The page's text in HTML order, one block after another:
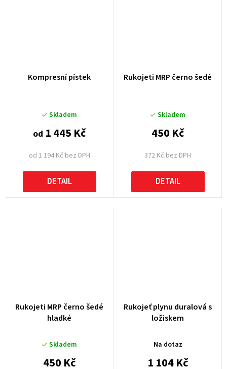
Kompresní pístek
Skladem
od 1 194 Kč bez DPH
od 1 445 Kč
DETAIL
Rukojeti MRP černo šedé
Skladem
372 Kč bez DPH
450 Kč
DETAIL
Rukojeti MRP černo šedé
hladké
Skladem
450 Kč
Rukojeť plynu duralová s
ložiskem
Na dotaz
1 104 Kč